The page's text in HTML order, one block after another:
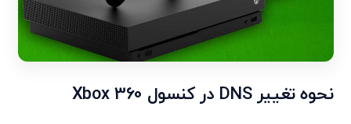
نحوه تغییر DNS در کنسول